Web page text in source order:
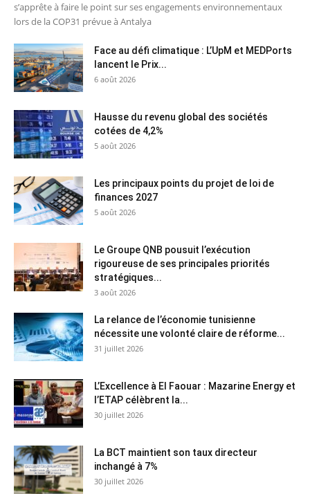
s’apprête à faire le point sur ses engagements environnementaux
lors de la COP31 prévue à Antalya
Face au défi climatique : L’UpM et MEDPorts
lancent le Prix...
6 août 2026
Hausse du revenu global des sociétés
cotées de 4,2%
5 août 2026
Les principaux points du projet de loi de
finances 2027
5 août 2026
Le Groupe QNB pousuit l’exécution
rigoureuse de ses principales priorités
stratégiques...
3 août 2026
La relance de l’économie tunisienne
nécessite une volonté claire de réforme...
31 juillet 2026
L’Excellence à El Faouar : Mazarine Energy et
l’ETAP célèbrent la...
30 juillet 2026
La BCT maintient son taux directeur
inchangé à 7%
30 juillet 2026